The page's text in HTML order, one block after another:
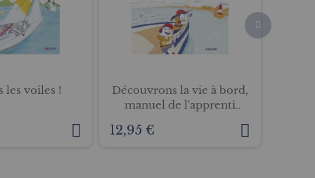
les voiles !
Découvrons la vie à bord,
manuel de l'apprenti
12,95 €